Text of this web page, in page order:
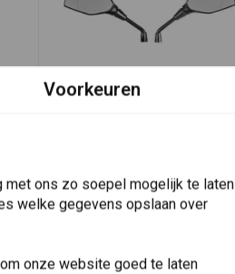
€63,72
Voorkeuren
met ons zo soepel mogelijk te laten
welke gegevens opslaan over
onze website goed te laten